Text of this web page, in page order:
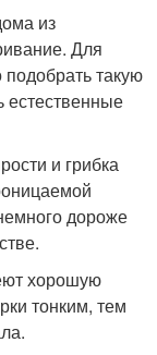
из
Для
подобрать такую
естественные
и грибка
дороже
хорошую
тонким, тем